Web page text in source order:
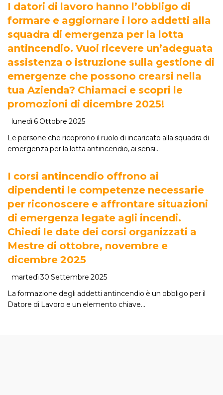
I datori di lavoro hanno l’obbligo di
formare e aggiornare i loro addetti alla
squadra di emergenza per la lotta
antincendio. Vuoi ricevere un’adeguata
assistenza o istruzione sulla gestione di
emergenze che possono crearsi nella
tua Azienda? Chiamaci e scopri le
promozioni di dicembre 2025!
lunedì 6 Ottobre 2025
Le persone che ricoprono il ruolo di incaricato alla squadra di
emergenza per la lotta antincendio, ai sensi…
I corsi antincendio offrono ai
dipendenti le competenze necessarie
per riconoscere e affrontare situazioni
di emergenza legate agli incendi.
Chiedi le date dei corsi organizzati a
Mestre di ottobre, novembre e
dicembre 2025
martedì 30 Settembre 2025
La formazione degli addetti antincendio è un obbligo per il
Datore di Lavoro e un elemento chiave…